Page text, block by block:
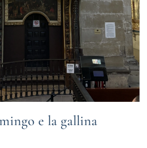
e la gallina